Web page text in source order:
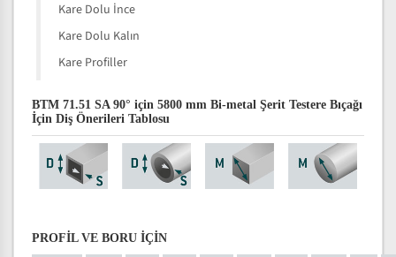
Kare Dolu İnce
Kare Dolu Kalın
Kare Profiller
BTM 71.51 SA 90° için 5800 mm Bi-metal Şerit Testere Bıçağı
İçin Diş Önerileri Tablosu
PROFİL VE BORU İÇİN